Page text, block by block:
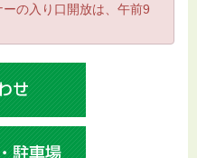
の入り口開放は、午前9